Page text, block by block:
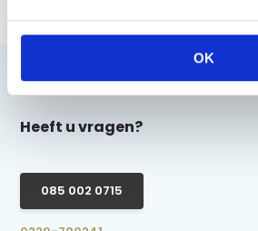
OK
Heeft u vragen?
085 002 0715